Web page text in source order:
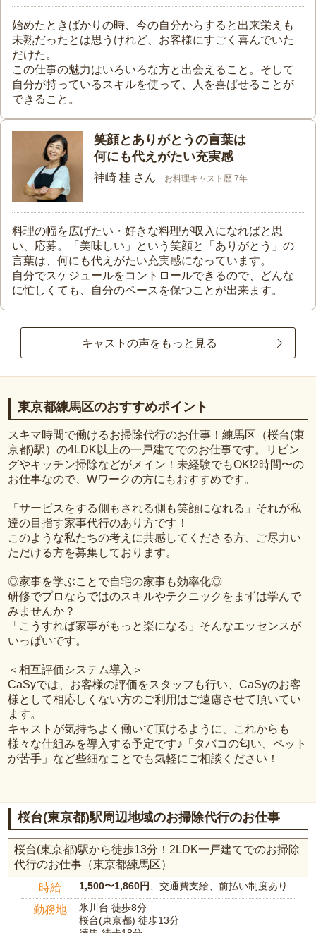
始めたときばかりの時、今の自分からすると出来栄えも
未熟だったとは思うけれど、お客様にすごく喜んでいた
だけた。
この仕事の魅力はいろいろな方と出会えること。そして
自分が持っているスキルを使って、人を喜ばせることが
できること。
笑顔とありがとうの言葉は
何にも代えがたい充実感
神崎 桂 さん お料理キャスト歴 7年
料理の幅を広げたい・好きな料理が収入になればと思
い、応募。「美味しい」という笑顔と「ありがとう」の
言葉は、何にも代えがたい充実感になっています。
自分でスケジュールをコントロールできるので、どんな
に忙しくても、自分のペースを保つことが出来ます。
キャストの声をもっと見る
東京都練馬区のおすすめポイント
スキマ時間で働けるお掃除代行のお仕事！練馬区（桜台(東
京都)駅）の4LDK以上の一戸建てでのお仕事です。リビン
グやキッチン掃除などがメイン！未経験でもOK!2時間〜の
お仕事なので、Wワークの方にもおすすめです。
「サービスをする側もされる側も笑顔になれる」それが私
達の目指す家事代行のあり方です！
このような私たちの考えに共感してくださる方、ご尽力い
ただける方を募集しております。
◎家事を学ぶことで自宅の家事も効率化◎
研修でプロならではのスキルやテクニックをまずは学んで
みませんか？
「こうすれば家事がもっと楽になる」そんなエッセンスが
いっぱいです。
＜相互評価システム導入＞
CaSyでは、お客様の評価をスタッフも行い、CaSyのお客
様として相応しくない方のご利用はご遠慮させて頂いてい
ます。
キャストが気持ちよく働いて頂けるように、これからも
様々な仕組みを導入する予定です♪「タバコの匂い、ペット
が苦手」など些細なことでも気軽にご相談ください！
桜台(東京都)駅周辺地域のお掃除代行のお仕事
桜台(東京都)駅から徒歩13分！2LDK一戸建てでのお掃除
代行のお仕事（東京都練馬区）
時給 1,500〜1,860円、交通費支給、前払い制度あり
勤務地
氷川台 徒歩8分
桜台(東京都) 徒歩13分